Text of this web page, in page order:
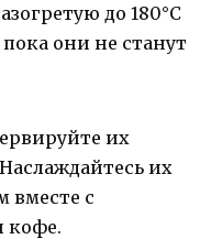
до 180°C
они не станут
их
их
вместе с
кофе.